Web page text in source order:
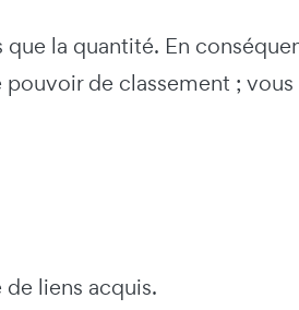
la quantité. En
de classement ;
liens acquis.